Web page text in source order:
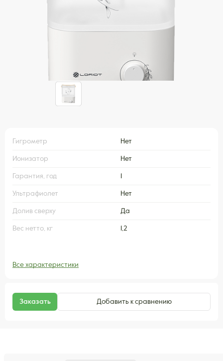
Гигрометр Нет
Ионизатор Нет
Гарантия, год
Ультрафиолет Нет
Долив сверху Да
Вес нетто, кг 1,2
Все характеристики
Заказать Добавить к сравнению